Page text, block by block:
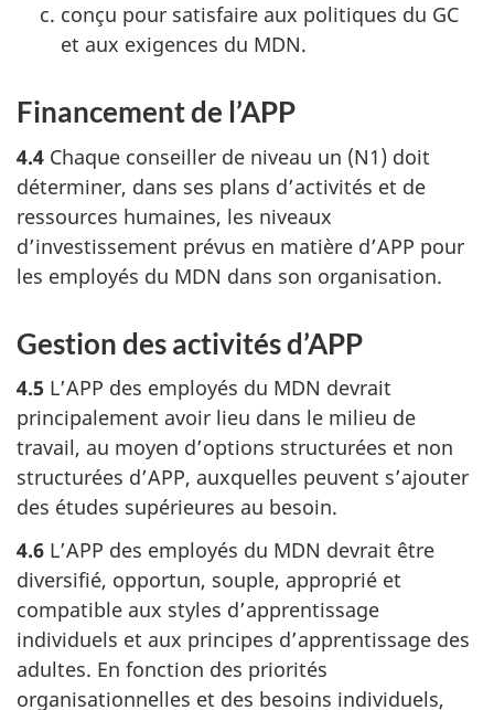
conçu pour satisfaire aux politiques du GC
et aux exigences du MDN.
Financement de l’APP
4.4 Chaque conseiller de niveau un (N1) doit
déterminer, dans ses plans d’activités et de
ressources humaines, les niveaux
d’investissement prévus en matière d’APP pour
les employés du MDN dans son organisation.
Gestion des activités d’APP
4.5 L’APP des employés du MDN devrait
principalement avoir lieu dans le milieu de
travail, au moyen d’options structurées et non
structurées d’APP, auxquelles peuvent s’ajouter
des études supérieures au besoin.
4.6 L’APP des employés du MDN devrait être
diversifié, opportun, souple, approprié et
compatible aux styles d’apprentissage
individuels et aux principes d’apprentissage des
adultes. En fonction des priorités
organisationnelles et des besoins individuels,